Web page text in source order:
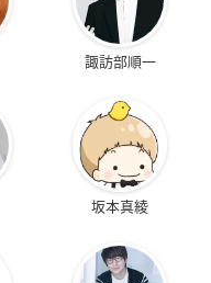
諏訪部順一
坂本真綾